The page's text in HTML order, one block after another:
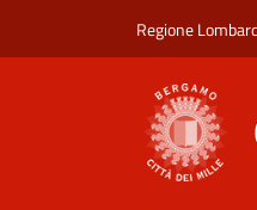
Regione